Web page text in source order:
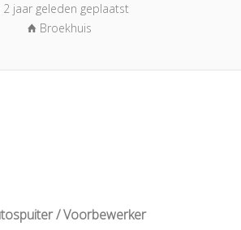
2 jaar geleden geplaatst
Broekhuis
/ Voorbewerker